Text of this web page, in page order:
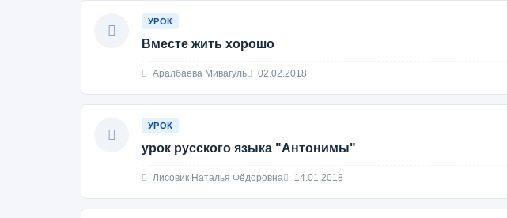
УРОК
Вместе жить хорошо
Аралбаева Мивагуль 02.02.2018
УРОК
урок русского языка "Антонимы"
Лисовик Наталья Фёдоровна 14.01.2018